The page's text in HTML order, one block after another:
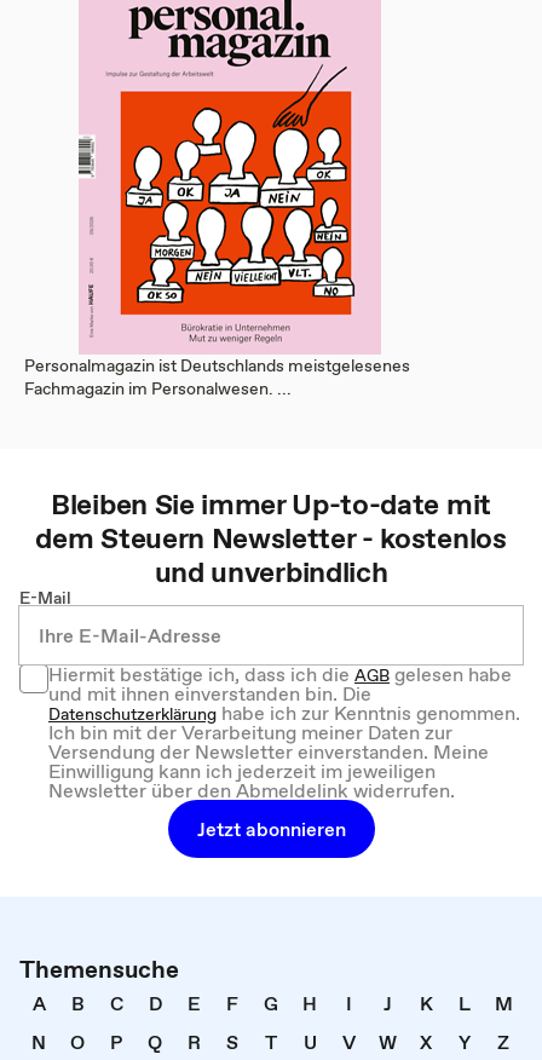
Personalmagazin ist Deutschlands meistgelesenes
Fachmagazin im Personalwesen. ...
Bleiben Sie immer Up-to-date mit
demSteuern Newsletter - kostenlos
und unverbindlich
E-Mail
Hiermit bestätige ich, dass ich dieAGBgelesen habe
und mit ihnen einverstanden bin. Die
Datenschutzerklärung habe ich zur Kenntnis genommen.
Ich bin mit der Verarbeitung meiner Daten zur
Versendung der Newsletter einverstanden. Meine
Einwilligung kann ich jederzeit im jeweiligen
Newsletter über den Abmeldelink widerrufen.
Jetzt abonnieren
Themensuche
A B C D E F G H I J K L
M
N
O P Q R S T U V W X Y
Z